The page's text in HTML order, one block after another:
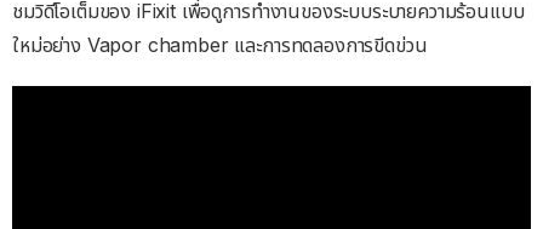
ชมวิดีโอเต็มของ iFixit เพื่อดูการทำงานของระบบระบายความร้อนแบบ
ใหม่อย่าง Vapor chamber และการทดลองการขีดข่วน